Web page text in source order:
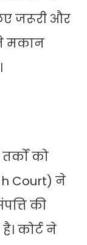
जरूरी और
मकान
को
Court) ने
की
कोर्ट ने